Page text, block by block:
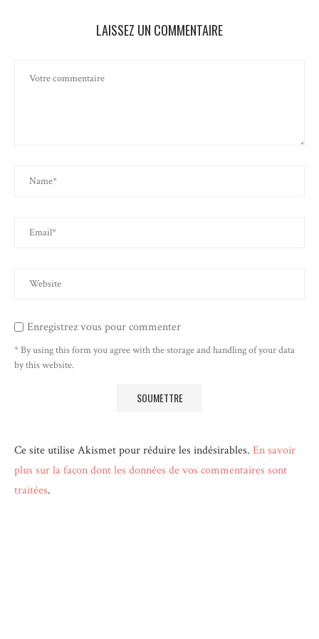
LAISSEZ UN COMMENTAIRE
Enregistrez vous pour commenter
* By using this form you agree with the storage and handling of your data
by this website.
Ce site utilise Akismet pour réduire les indésirables. En savoir
plus sur la façon dont les données de vos commentaires sont
traitées.